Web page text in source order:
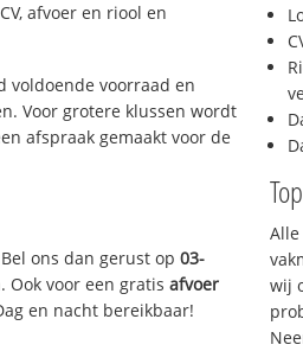
afvoer en riool en
voldoende voorraad en
Voor grotere klussen wordt
afspraak gemaakt voor de
ons dan gerust op03-
Ook voor een gratisafvoer
en nacht bereikbaar!
wij